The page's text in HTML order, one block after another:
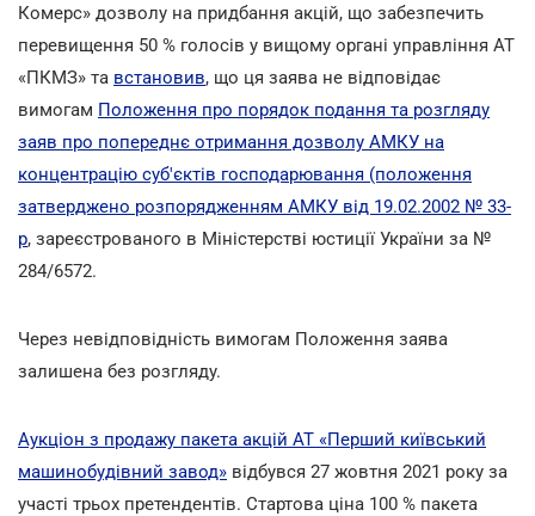
Комерс» дозволу на придбання акцій, що забезпечить
перевищення 50 % голосів у вищому органі управління АТ
«ПКМЗ» та встановив, що ця заява не відповідає
вимогам Положення про порядок подання та розгляду
заяв про попереднє отримання дозволу АМКУ на
концентрацію суб'єктів господарювання (положення
затверджено розпорядженням АМКУ від 19.02.2002 № 33-
р, зареєстрованого в Міністерстві юстиції України за №
284/6572.
Через невідповідність вимогам Положення заява
залишена без розгляду.
Аукціон з продажу пакета акцій АТ «Перший київський
машинобудівний завод» відбувся 27 жовтня 2021 року за
участі трьох претендентів. Стартова ціна 100 % пакета